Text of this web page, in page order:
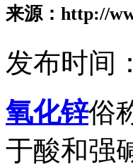
来源：http://
发布时间
氧化锌俗
于酸和强